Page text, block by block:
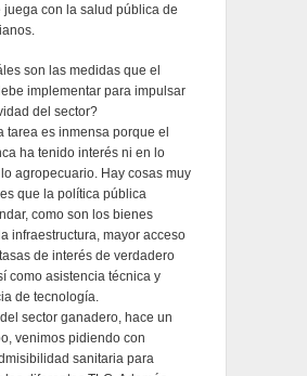
juega con la salud pública de
son las medidas que el
implementar para impulsar
del sector?
tarea es inmensa porque el
ha tenido interés ni en lo
agropecuario. Hay cosas muy
que la política pública
como son los bienes
infraestructura, mayor acceso
de interés de verdadero
como asistencia técnica y
de tecnología.
sector ganadero, hace un
venimos pidiendo con
sanitaria para